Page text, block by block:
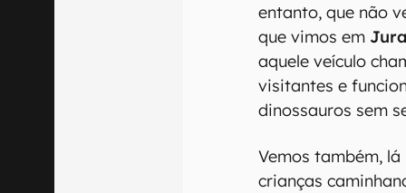
entanto, que não
que vimos em
aquele veículo
visitantes e
dinossauros sem
Vemos também,
crianças